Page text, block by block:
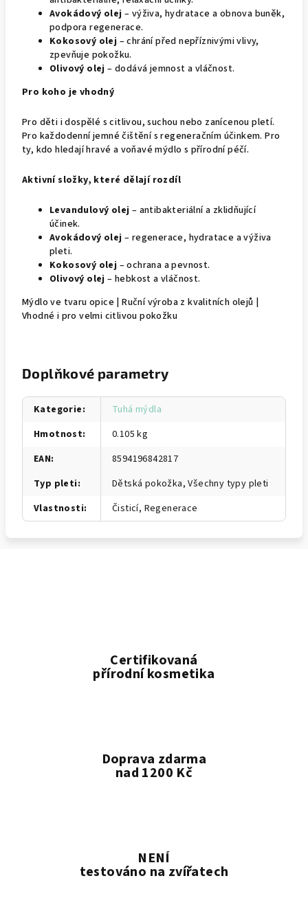
Certifikovaná
přírodní kosmetika
Doprava zdarma
nad 1200 Kč
NENÍ
testováno na zvířatech
Avokádový olej – výživa, hydratace a obnova buněk,
podpora regenerace.
Kokosový olej – chrání před nepříznivými vlivy,
zpevňuje pokožku.
Olivový olej – dodává jemnost a vláčnost.
Pro koho je vhodný
Pro děti i dospělé s citlivou, suchou nebo zanícenou pletí.
Pro každodenní jemné čištění s regeneračním účinkem. Pro
ty, kdo hledají hravé a voňavé mýdlo s přírodní péčí.
Aktivní složky, které dělají rozdíl
Levandulový olej – antibakteriální a zklidňující
účinek.
Avokádový olej – regenerace, hydratace a výživa
pleti.
Kokosový olej – ochrana a pevnost.
Olivový olej – hebkost a vláčnost.
Mýdlo ve tvaru opice | Ruční výroba z kvalitních olejů |
Vhodné i pro velmi citlivou pokožku
Doplňkové parametry
Kategorie:
Tuhá mýdla
Hmotnost:
0.105 kg
EAN:
8594196842817
Typ pleti:
Dětská pokožka, Všechny typy pleti
Vlastnosti: Čisticí, Regenerace